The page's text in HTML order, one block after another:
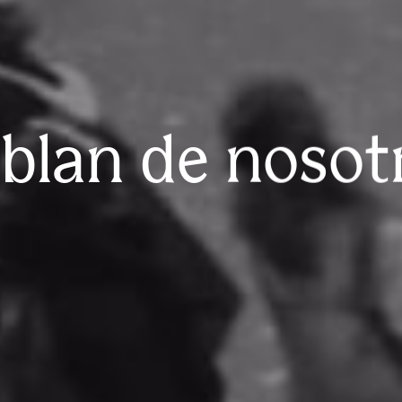
de